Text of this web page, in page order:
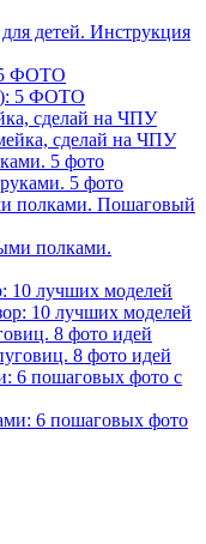
5 ФОТО
сделай на ЧПУ
5 фото
полками. Пошаговый
10 лучших моделей
8 фото идей
6 пошаговых фото с